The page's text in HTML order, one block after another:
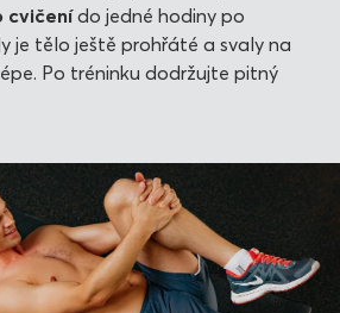
cvičenído jedné hodiny po
je tělo ještě prohřáté a svaly na
Po tréninku dodržujte pitný